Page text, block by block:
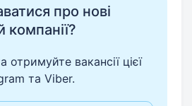
про нові
компанії?
отримуйте вакансії цієї
та Viber.